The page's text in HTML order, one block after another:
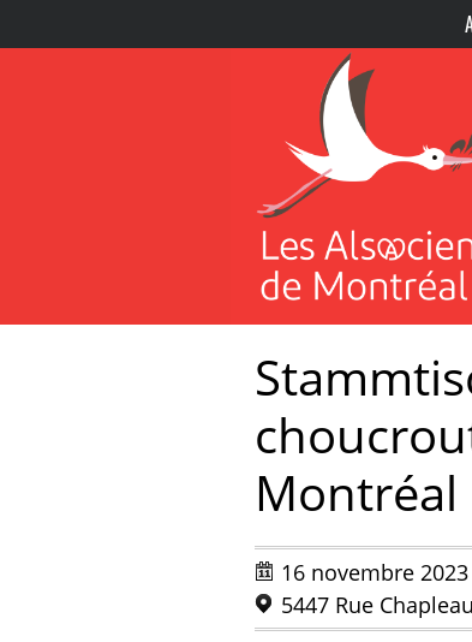
Montréal
16 novembre
5447 Rue